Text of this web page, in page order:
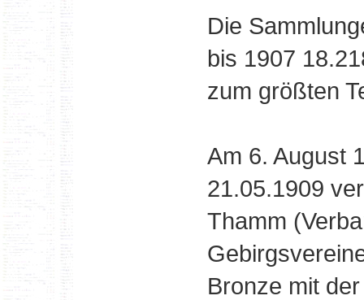
Die
bis 1907
zum größten
Am 6. August
21.05.1909
Thamm
Bronze mit